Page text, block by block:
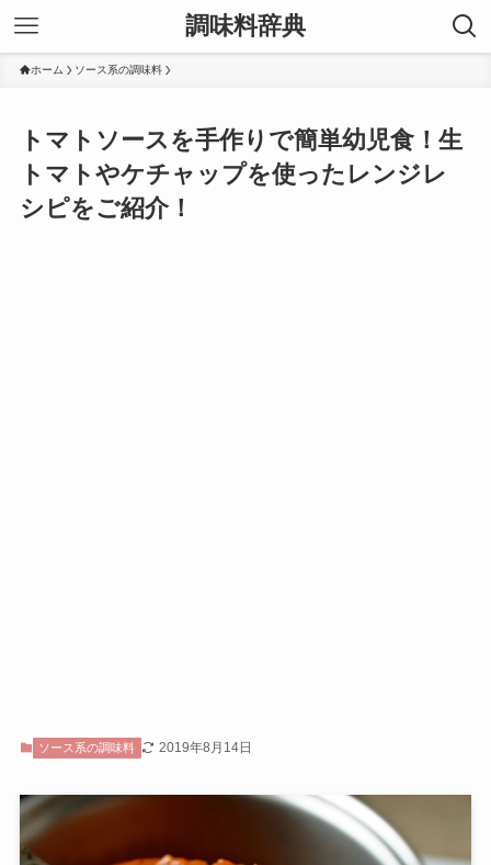
調味料辞典
ホーム ソース系の調味料
トマトソースを手作りで簡単幼児食！生
トマトやケチャップを使ったレンジレ
シピをご紹介！
ソース系の調味料 2019年8月14日